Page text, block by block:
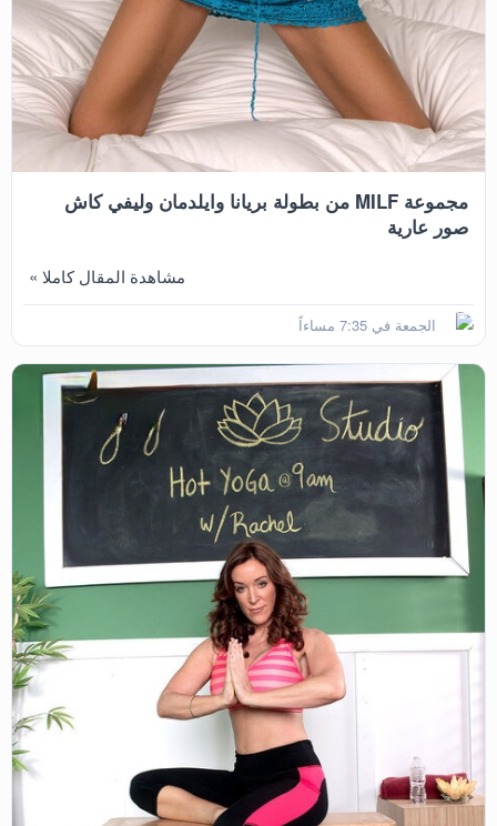
مجموعة MILF من بطولة بريانا وايلدمان وليفي كاش
صور عارية
مشاهدة المقال كاملا »
الجمعة في 7:35 مساءاً